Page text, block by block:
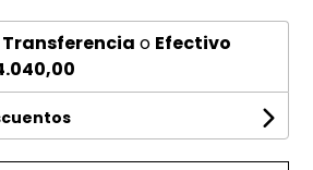
Transferencia o Efectivo